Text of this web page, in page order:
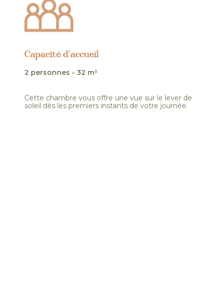
Capacité d’accueil
2 personnes - 32 m²
Cette chambre vous offre une vue sur le lever de
soleil dès les premiers instants de votre journée.